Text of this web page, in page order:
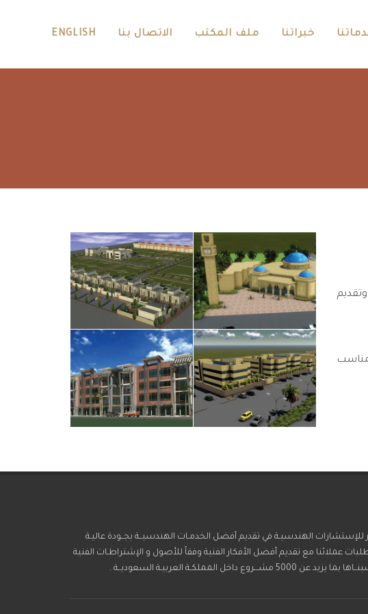
خبراتنا ملف المكتب الاتصال بنا ENGLISH
النمر للإستشارات الهندسيـة في تقديم أفضل الخدمـات الهندسيــة بجــودة عاليـة
عملائنا مع تقديم أفضل الأفكار الفنية وفقاً للأصول و الإشتراطـات الفنية
المملكـة العربيـة السعوديــة .